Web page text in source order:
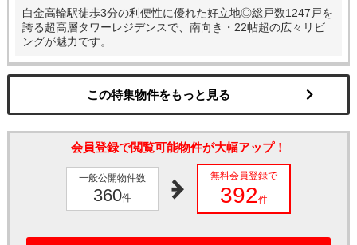
白金高輪駅徒歩3分の利便性に優れた好立地◎総戸数1247戸を
誇る超高層タワーレジデンスで、南向き・22帖超の広々リビ
ングが魅力です。
この特集物件をもっと見る
会員登録で閲覧可能物件が大幅アップ！
一般公開物件数
360件
無料会員登録で
392件